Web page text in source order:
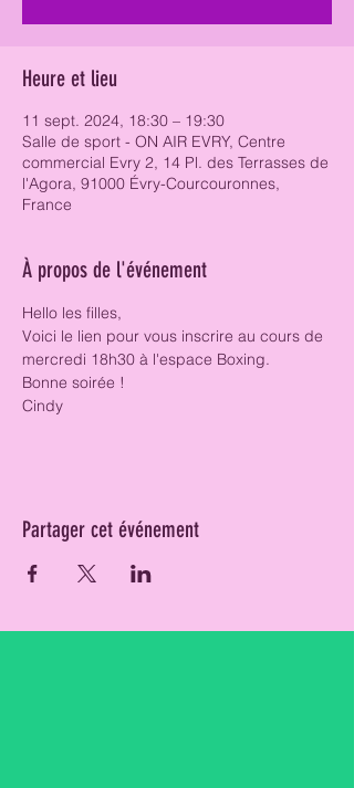
Heure et lieu
11 sept. 2024, 18:30 – 19:30
Salle de sport - ON AIR EVRY, Centre
commercial Evry 2, 14 Pl. des Terrasses de
l'Agora, 91000 Évry-Courcouronnes,
France
À propos de l'événement
Hello les filles,
Voici le lien pour vous inscrire au cours de
mercredi 18h30 à l'espace Boxing.
Bonne soirée !
Cindy
Partager cet événement